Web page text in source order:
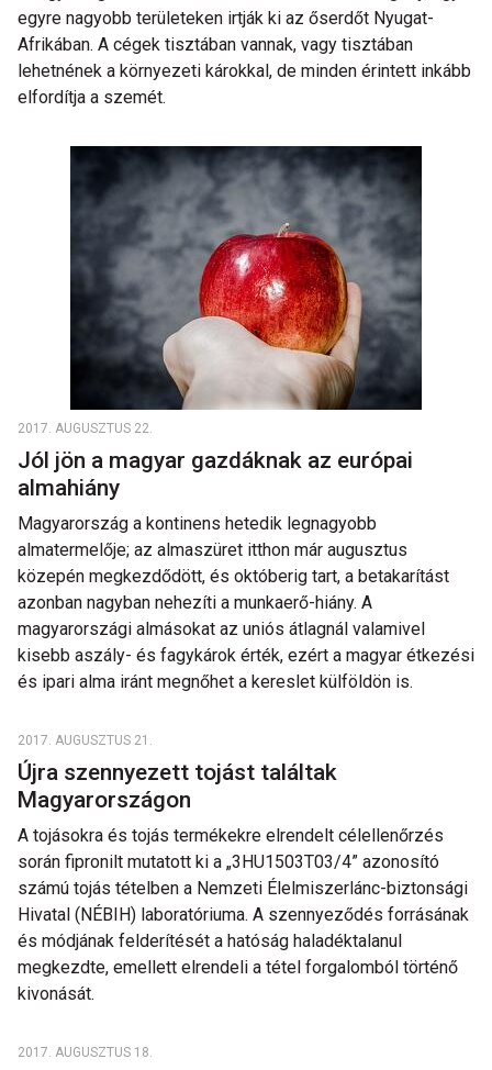
egyre nagyobb területeken irtják ki az őserdőt Nyugat-
Afrikában. A cégek tisztában vannak, vagy tisztában
lehetnének a környezeti károkkal, de minden érintett inkább
elfordítja a szemét.
2017. AUGUSZTUS 22.
Jól jön a magyar gazdáknak az európai
almahiány
Magyarország a kontinens hetedik legnagyobb
almatermelője; az almaszüret itthon már augusztus
közepén megkezdődött, és októberig tart, a betakarítást
azonban nagyban nehezíti a munkaerő-hiány. A
magyarországi almásokat az uniós átlagnál valamivel
kisebb aszály- és fagykárok érték, ezért a magyar étkezési
és ipari alma iránt megnőhet a kereslet külföldön is.
2017. AUGUSZTUS 21.
Újra szennyezett tojást találtak
Magyarországon
A tojásokra és tojás termékekre elrendelt célellenőrzés
során fipronilt mutatott ki a „3HU1503T03/4” azonosító
számú tojás tételben a Nemzeti Élelmiszerlánc-biztonsági
Hivatal (NÉBIH) laboratóriuma. A szennyeződés forrásának
és módjának felderítését a hatóság haladéktalanul
megkezdte, emellett elrendeli a tétel forgalomból történő
kivonását.
2017. AUGUSZTUS 18.